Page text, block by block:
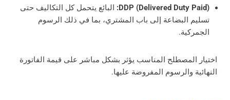
DDP (Delivered Duty Paid): البائع يتحمل كل التكاليف حتى
تسليم البضاعة إلى باب المشتري، بما في ذلك الرسوم
الجمركية.
اختيار المصطلح المناسب يؤثر بشكل مباشر على قيمة الفاتورة
النهائية والرسوم المفروضة عليها.